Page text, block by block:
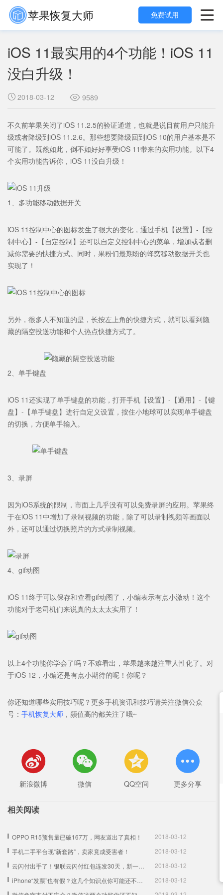
苹果恢复大师 
免费试用
iOS 11最实用的4个功能！iOS 11
没白升级！
 2018-03-12  9589
不久前苹果关闭了iOS 11.2.5的验证通道，也就是说目前用户只能升
级或者降级到iOS 11.2.6。那些想要降级回到iOS 10的用户基本是不
可能了。既然如此，倒不如好好享受iOS 11带来的实用功能。以下4
个实用功能告诉你，iOS 11没白升级！
1、多功能移动数据开关
iOS 11控制中心的图标发生了很大的变化，通过手机【设置】-【控
制中心】-【自定控制】还可以自定义控制中心的菜单，增加或者删
减你需要的快捷方式。同时，果粉们最期盼的蜂窝移动数据开关也
实现了！
另外，很多人不知道的是，长按左上角的快捷方式，就可以看到隐
藏的隔空投送功能和个人热点快捷方式了。
2、单手键盘
iOS 11还实现了单手键盘的功能，打开手机【设置】-【通用】-【键
盘】-【单手键盘】进行自定义设置，按住小地球可以实现单手键盘
的切换，方便单手输入。
3、录屏
因为iOS系统的限制，市面上几乎没有可以免费录屏的应用。苹果终
于在iOS 11中增加了录制视频的功能，除了可以录制视频等画面以
外，还可以通过切换照片的方式录制视频。
4、gif动图
iOS 11终于可以保存和查看gif动图了，小编表示有点小激动！这个
功能对于老司机们来说真的太太太实用了！
以上4个功能你学会了吗？不难看出，苹果越来越注重人性化了。对
于iOS 12，小编还是有点小期待的呢！你呢？
你还知道哪些实用技巧呢？ 更多手机资讯和技巧请关注微信公众
号： 手机恢复大师 ，颜值高的都关注了哦~

新浪微博

微信

QQ空间

更多分享
相关阅读
OPPO R15预售量已破167万，网友道出了真相！
2018-03-12
手机二手平台现“新套路”，卖家竟成受害者！
2018-03-12
云闪付出手了！银联云闪付红包连发30天，新一轮红包大战！
2018-03-12
iPhone“发票”也有假？这几个知识点你可能还不知道！
2018-03-12